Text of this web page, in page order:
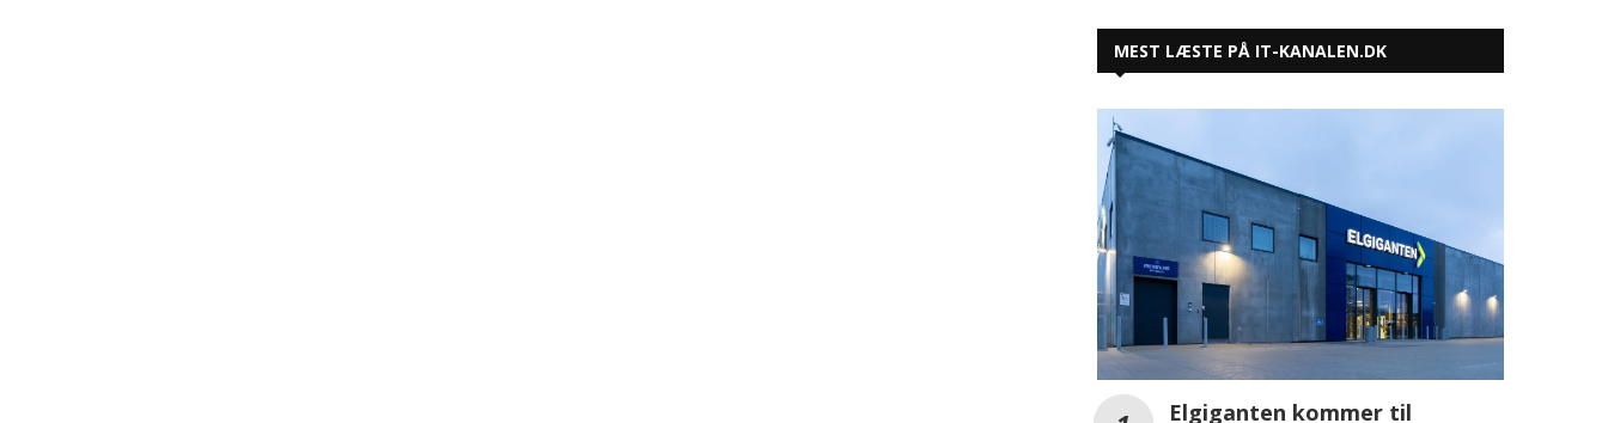
Elgiganten kommer til
Grindsted
Acer styrker sin strategi inden for AI,
SMB og uddannelse